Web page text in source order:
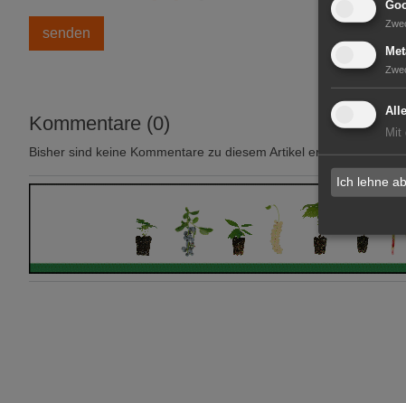
Kommentare (0)
Bisher sind keine Kommentare zu diesem Artikel erstellt worden.
Mit
Ich lehne ab